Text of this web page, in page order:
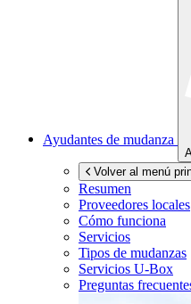
Ayudantes de mudanza
Volver al menú
Resumen
Proveedores locales
Cómo funciona
Servicios
Tipos de mudanzas
Servicios U-Box
Preguntas